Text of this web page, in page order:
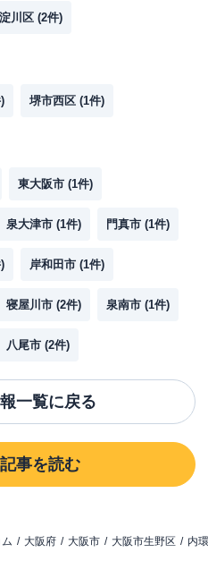
川区 (2件)
堺市西区 (1件)
東大阪市 (1件)
泉大津市 (1件) 門真市 (1件)
岸和田市 (1件)
寝屋川市 (2件) 泉南市 (1件)
八尾市 (2件)
一覧に戻る
事を読む
大阪府 大阪市 大阪市生野区 内